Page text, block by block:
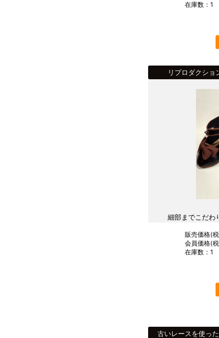
在庫数：1
リプロダクシ
細部までこだわ
販売価格(
会員価格(
在庫数：1
古いレースを使っ